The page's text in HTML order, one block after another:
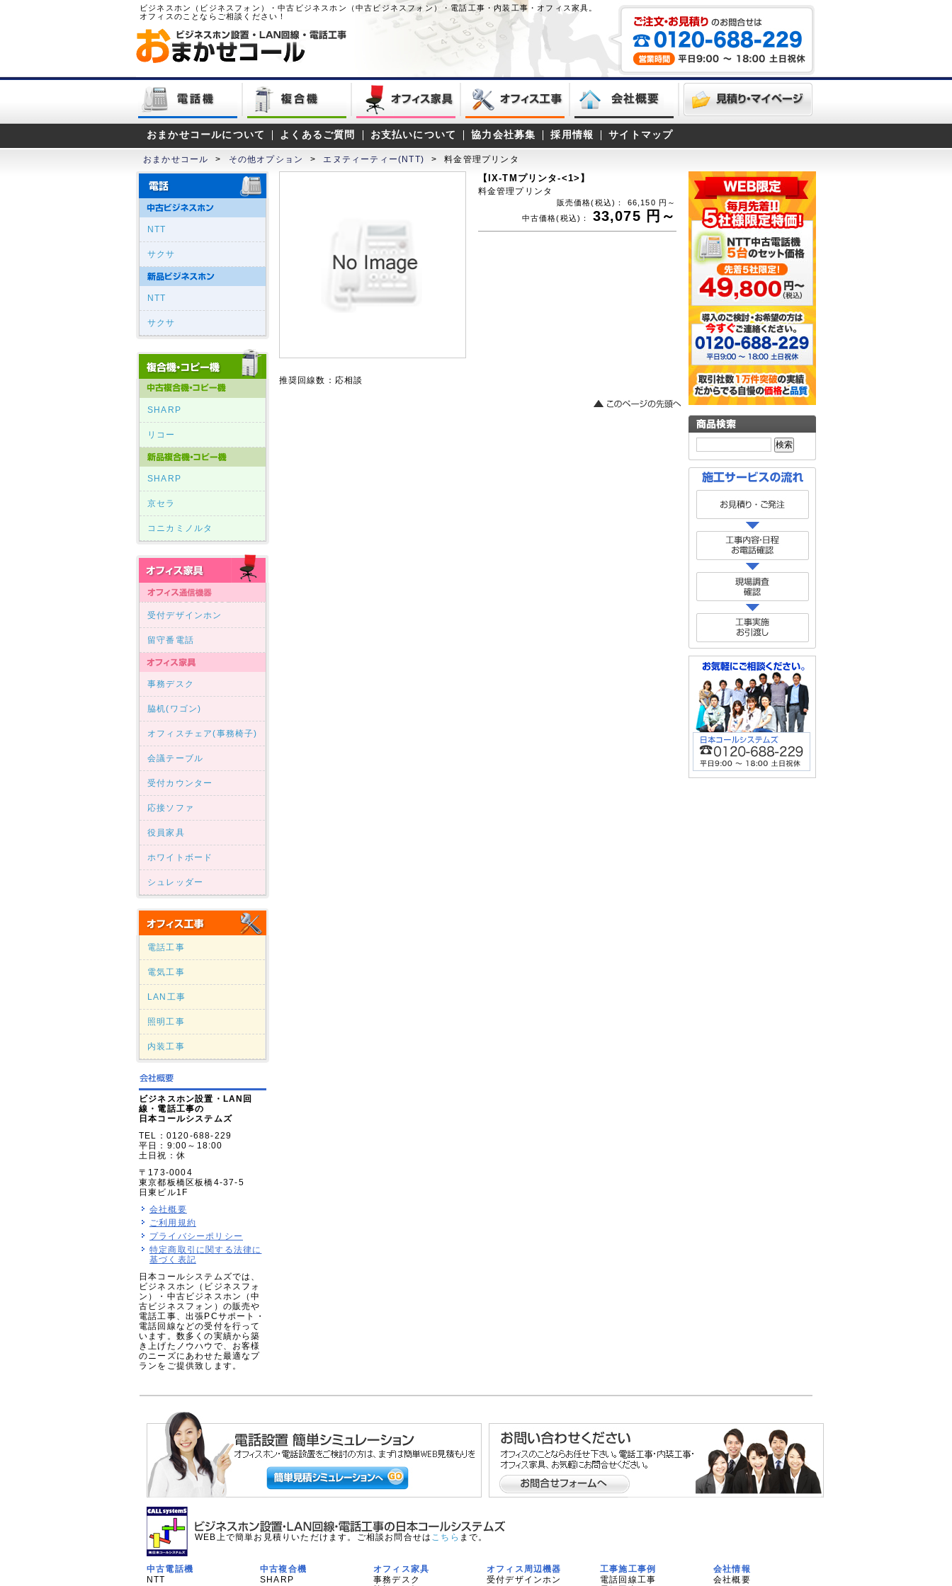
ビジネスホン（ビジネスフォン）・中古ビジネスホン（中古ビジネスフォン）・電話工事・内装工事・オフィス家具。
オフィスのことならご相談ください！
おまかせコールについて よくあるご質問 お支払いについて 協力会社募集 採用情報 サイトマップ
おまかせコール > その他オプション > エヌティーティー(NTT) > 料金管理プリンタ
NTT
サクサ
NTT
サクサ
SHARP
リコー
SHARP
京セラ
コニカミノルタ
受付デザインホン
留守番電話
事務デスク
脇机(ワゴン)
オフィスチェア(事務椅子)
会議テーブル
受付カウンター
応接ソファ
役員家具
ホワイトボード
シュレッダー
電話工事
電気工事
LAN工事
照明工事
内装工事
ビジネスホン設置・LAN回
線・電話工事の
日本コールシステムズ
TEL：0120-688-229
平日：9:00～18:00
土日祝：休
〒173-0004
東京都板橋区板橋4-37-5
日東ビル1F
会社概要
ご利用規約
プライバシーポリシー
特定商取引に関する法律に
基づく表記
日本コールシステムズでは、
ビジネスホン（ビジネスフォ
ン）・中古ビジネスホン（中
古ビジネスフォン）の販売や
電話工事、出張PCサポート・
電話回線などの受付を行って
います。数多くの実績から築
き上げたノウハウで、お客様
のニーズにあわせた最適なプ
ランをご提供致します。
【IX-TMプリンタ-<1>】
料金管理プリンタ
販売価格(税込)： 66,150 円～
中古価格(税込)：
33,075 円～
推奨回線数：応相談
WEB上で簡単お見積りいただけます。ご相談お問合せは こちら まで。
中古電話機
NTT
中古複合機
SHARP
オフィス家具
事務デスク
オフィス周辺機器
受付デザインホン
工事施工事例
電話回線工事
会社情報
会社概要